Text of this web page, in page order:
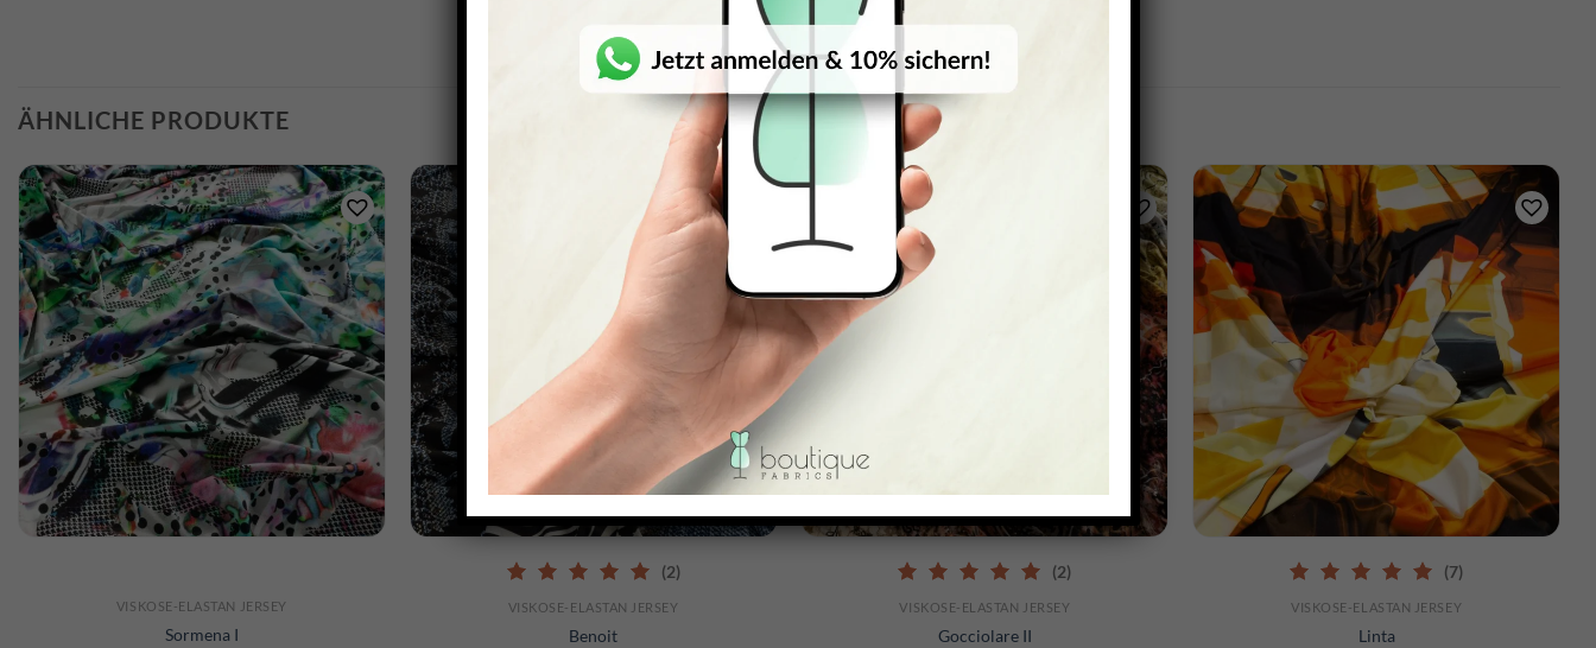
ÄHNLICHE PRODUKTE
VISKOSE-ELASTAN JERSEY
Sormena I
5.00out of 5
(2)
VISKOSE-ELASTAN JERSEY
Benoit
5.00out of 5
(2)
VISKOSE-ELASTAN JERSEY
Gocciolare II
5.00out of 5
(7)
VISKOSE-ELASTAN JERSEY
Linta